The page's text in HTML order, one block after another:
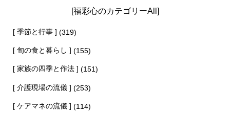
[福彩心のカテゴリーAll]
[ 季節と行事 ] (319)
[ 旬の食と暮らし ] (155)
[ 家族の四季と作法 ] (151)
[ 介護現場の流儀 ] (253)
[ ケアマネの流儀 ] (114)